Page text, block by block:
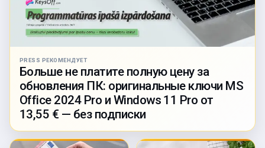
PRESS РЕКОМЕНДУЕТ
Больше не платите полную цену за
обновления ПК: оригинальные ключи MS
Office 2024 Pro и Windows 11 Pro от
13,55 € — без подписки